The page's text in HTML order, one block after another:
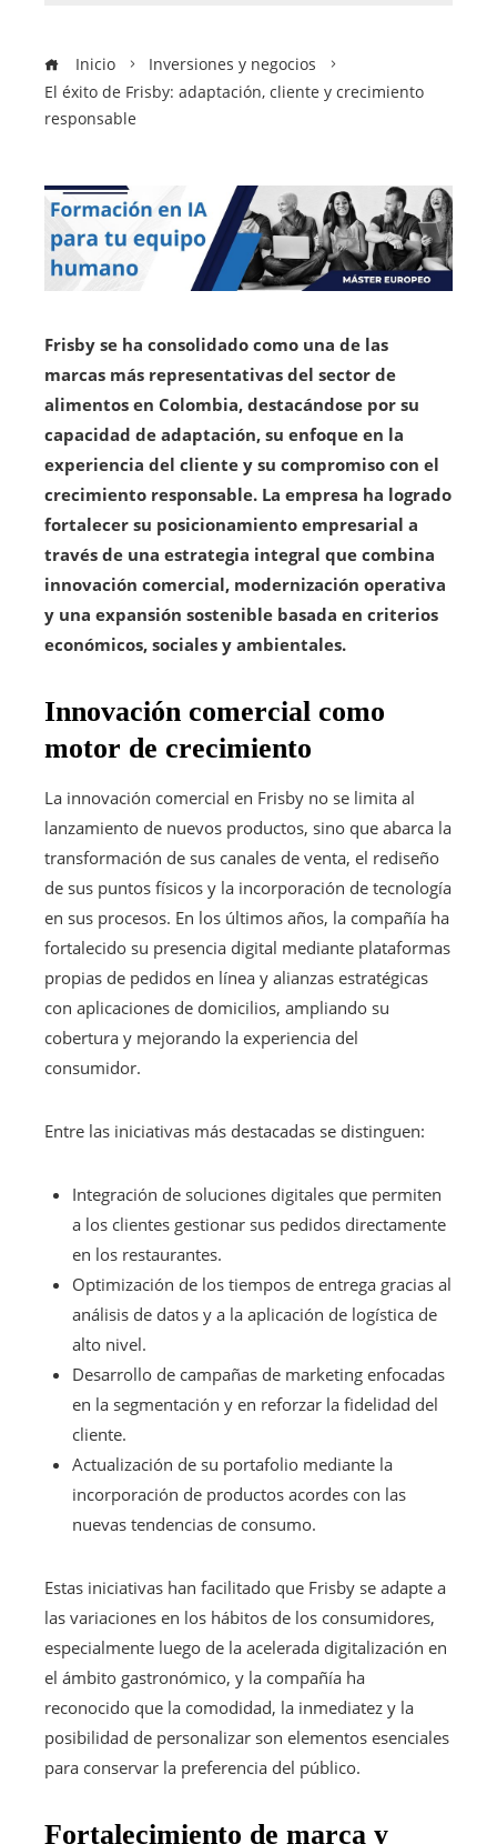
Inicio
Inversiones y negocios
El éxito de Frisby: adaptación, cliente y crecimiento
responsable
Frisby se ha consolidado como una de las
marcas más representativas del sector de
alimentos en Colombia, destacándose por su
capacidad de adaptación, su enfoque en la
experiencia del cliente y su compromiso con el
crecimiento responsable. La empresa ha logrado
fortalecer su posicionamiento empresarial a
través de una estrategia integral que combina
innovación comercial, modernización operativa
y una expansión sostenible basada en criterios
económicos, sociales y ambientales.
Innovación comercial como
motor de crecimiento
La innovación comercial en Frisby no se limita al
lanzamiento de nuevos productos, sino que abarca la
transformación de sus canales de venta, el rediseño
de sus puntos físicos y la incorporación de tecnología
en sus procesos. En los últimos años, la compañía ha
fortalecido su presencia digital mediante plataformas
propias de pedidos en línea y alianzas estratégicas
con aplicaciones de domicilios, ampliando su
cobertura y mejorando la experiencia del
consumidor.
Entre las iniciativas más destacadas se distinguen:
Integración de soluciones digitales que permiten
a los clientes gestionar sus pedidos directamente
en los restaurantes.
Optimización de los tiempos de entrega gracias al
análisis de datos y a la aplicación de logística de
alto nivel.
Desarrollo de campañas de marketing enfocadas
en la segmentación y en reforzar la fidelidad del
cliente.
Actualización de su portafolio mediante la
incorporación de productos acordes con las
nuevas tendencias de consumo.
Estas iniciativas han facilitado que Frisby se adapte a
las variaciones en los hábitos de los consumidores,
especialmente luego de la acelerada digitalización en
el ámbito gastronómico, y la compañía ha
reconocido que la comodidad, la inmediatez y la
posibilidad de personalizar son elementos esenciales
para conservar la preferencia del público.
Fortalecimiento de marca y